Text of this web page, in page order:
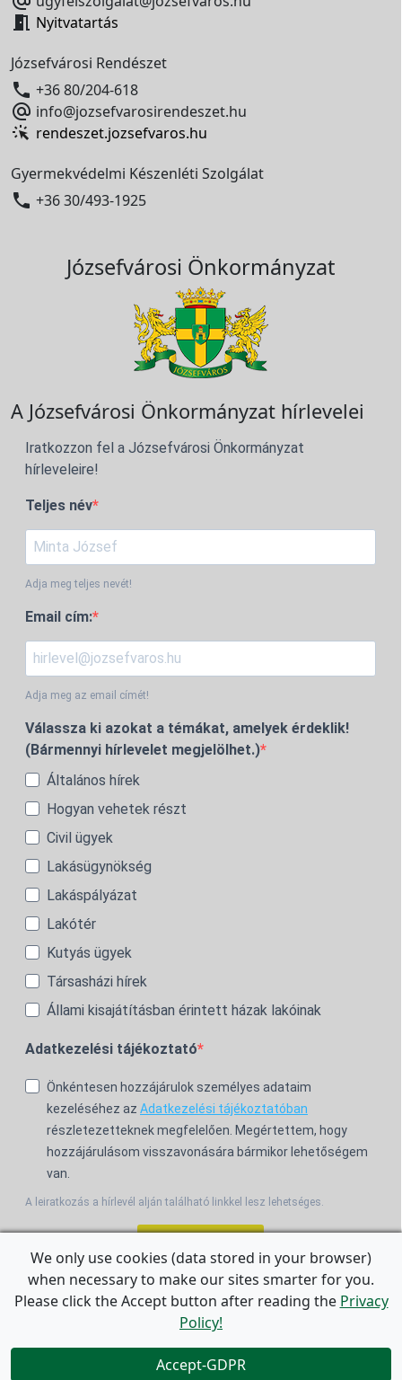
 Nyitvatartás
Józsefvárosi Rendészet
 +36 80/204-618
 info@jozsefvarosirendeszet.hu
rendeszet.jozsefvaros.hu
Gyermekvédelmi Készenléti Szolgálat
 +36 30/493-1925
Józsefvárosi Önkormányzat
A Józsefvárosi Önkormányzat hírlevelei
Iratkozzon fel a Józsefvárosi Önkormányzat
hírleveleire!
Teljes név
Adja meg teljes nevét!
Email cím:
Adja meg az email címét!
Válassza ki azokat a témákat, amelyek érdeklik!
(Bármennyi hírlevelet megjelölhet.)
Általános hírek
Hogyan vehetek részt
Civil ügyek
Lakásügynökség
Lakáspályázat
Lakótér
Kutyás ügyek
Társasházi hírek
Állami kisajátításban érintett házak lakóinak
Adatkezelési tájékoztató
Önkéntesen hozzájárulok személyes adataim
kezeléséhez az Adatkezelési tájékoztatóban
részletezetteknek megfelelően. Megértettem, hogy
hozzájárulásom visszavonására bármikor lehetőségem
van.
A leiratkozás a hírlevél alján található linkkel lesz lehetséges.
For the English Newsletter, click HERE.

We only use cookies (data stored in your browser)
when necessary to make our sites smarter for you.
Please click the Accept button after reading the Privacy
Policy!
Accept-GDPR